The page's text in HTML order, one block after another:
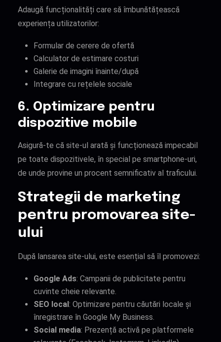
Adaugă funcționalități care să îmbunătățească
experiența utilizatorilor:
Formular de cerere de ofertă
Calculator de estimare costuri
Galerie de imagini înainte/după
Integrare cu rețelele sociale
6. Optimizare pentru
dispozitive mobile
Asigură-te că site-ul arată și funcționează impecabil
pe toate dispozitivele, în special pe smartphone-uri,
de unde provine un procent semnificativ al traficului.
Strategii de marketing
pentru promovarea site-
ului
După lansarea site-ului, este esențial să îl promovezi:
Google Ads: Campanii de publicitate pentru
cuvinte cheie relevante.
SEO local: Optimizare pentru căutări locale și
înregistrare în Google My Business.
Social media: Prezență activă pe platformele